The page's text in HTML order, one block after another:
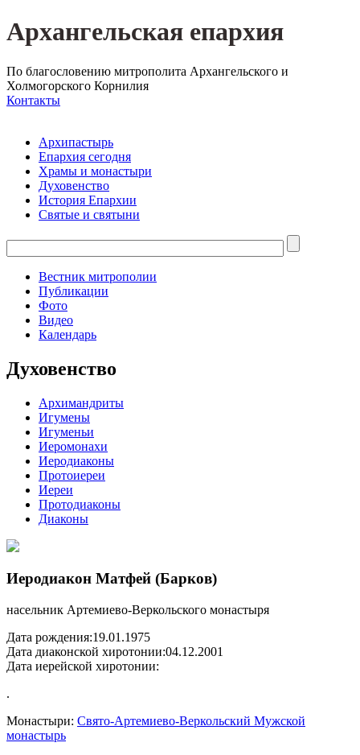
Архангельская епархия
По благословению митрополита Архангельского и
Холмогорского Корнилия
Контакты
Архипастырь
Епархия сегодня
Храмы и монастыри
Духовенство
История Епархии
Святые и святыни
Вестник митрополии
Публикации
Фото
Видео
Календарь
Духовенство
Архимандриты
Игумены
Игуменьи
Иеромонахи
Иеродиаконы
Протоиереи
Иереи
Протодиаконы
Диаконы
Иеродиакон Матфей (Барков)
насельник Артемиево-Веркольского монастыря
Дата рождения:19.01.1975
Дата диаконской хиротонии:04.12.2001
Дата иерейской хиротонии:
.
Монастыри: Свято-Артемиево-Веркольский Мужской
монастырь